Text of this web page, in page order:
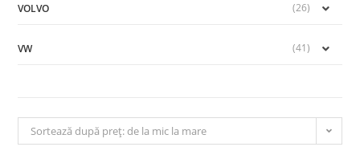
VOLVO (26)
VW (41)
Sortează după preț: de la mic la mare